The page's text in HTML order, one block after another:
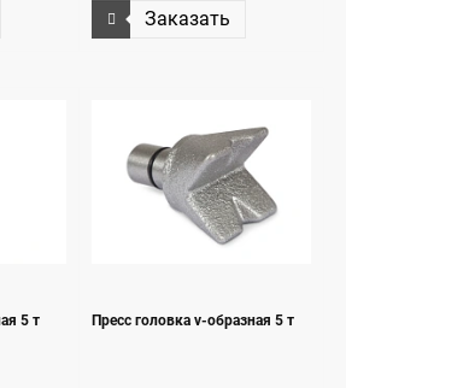
Заказать
5 т Пресс головка v-образная 5 т